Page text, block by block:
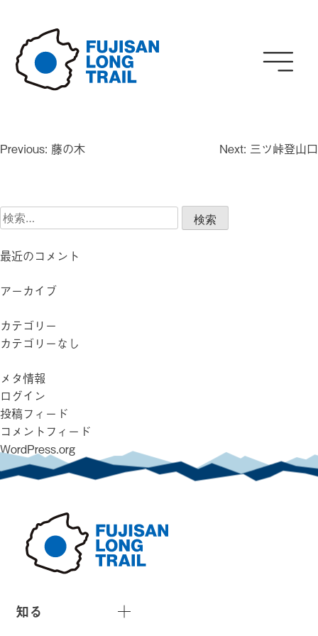
content
投
ゲ
シ
ン
Previous: 藤の木 Next: 三ツ峠登山口
検
索:
最近のコメント
アーカイブ
カテゴリー
カテゴリーなし
メタ情報
ログイン
投稿フィード
コメントフィード
WordPress.org
知る